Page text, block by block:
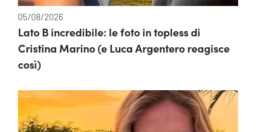
05/08/2026
Lato B incredibile: le foto in topless di
Cristina Marino (e Luca Argentero reagisce
così)